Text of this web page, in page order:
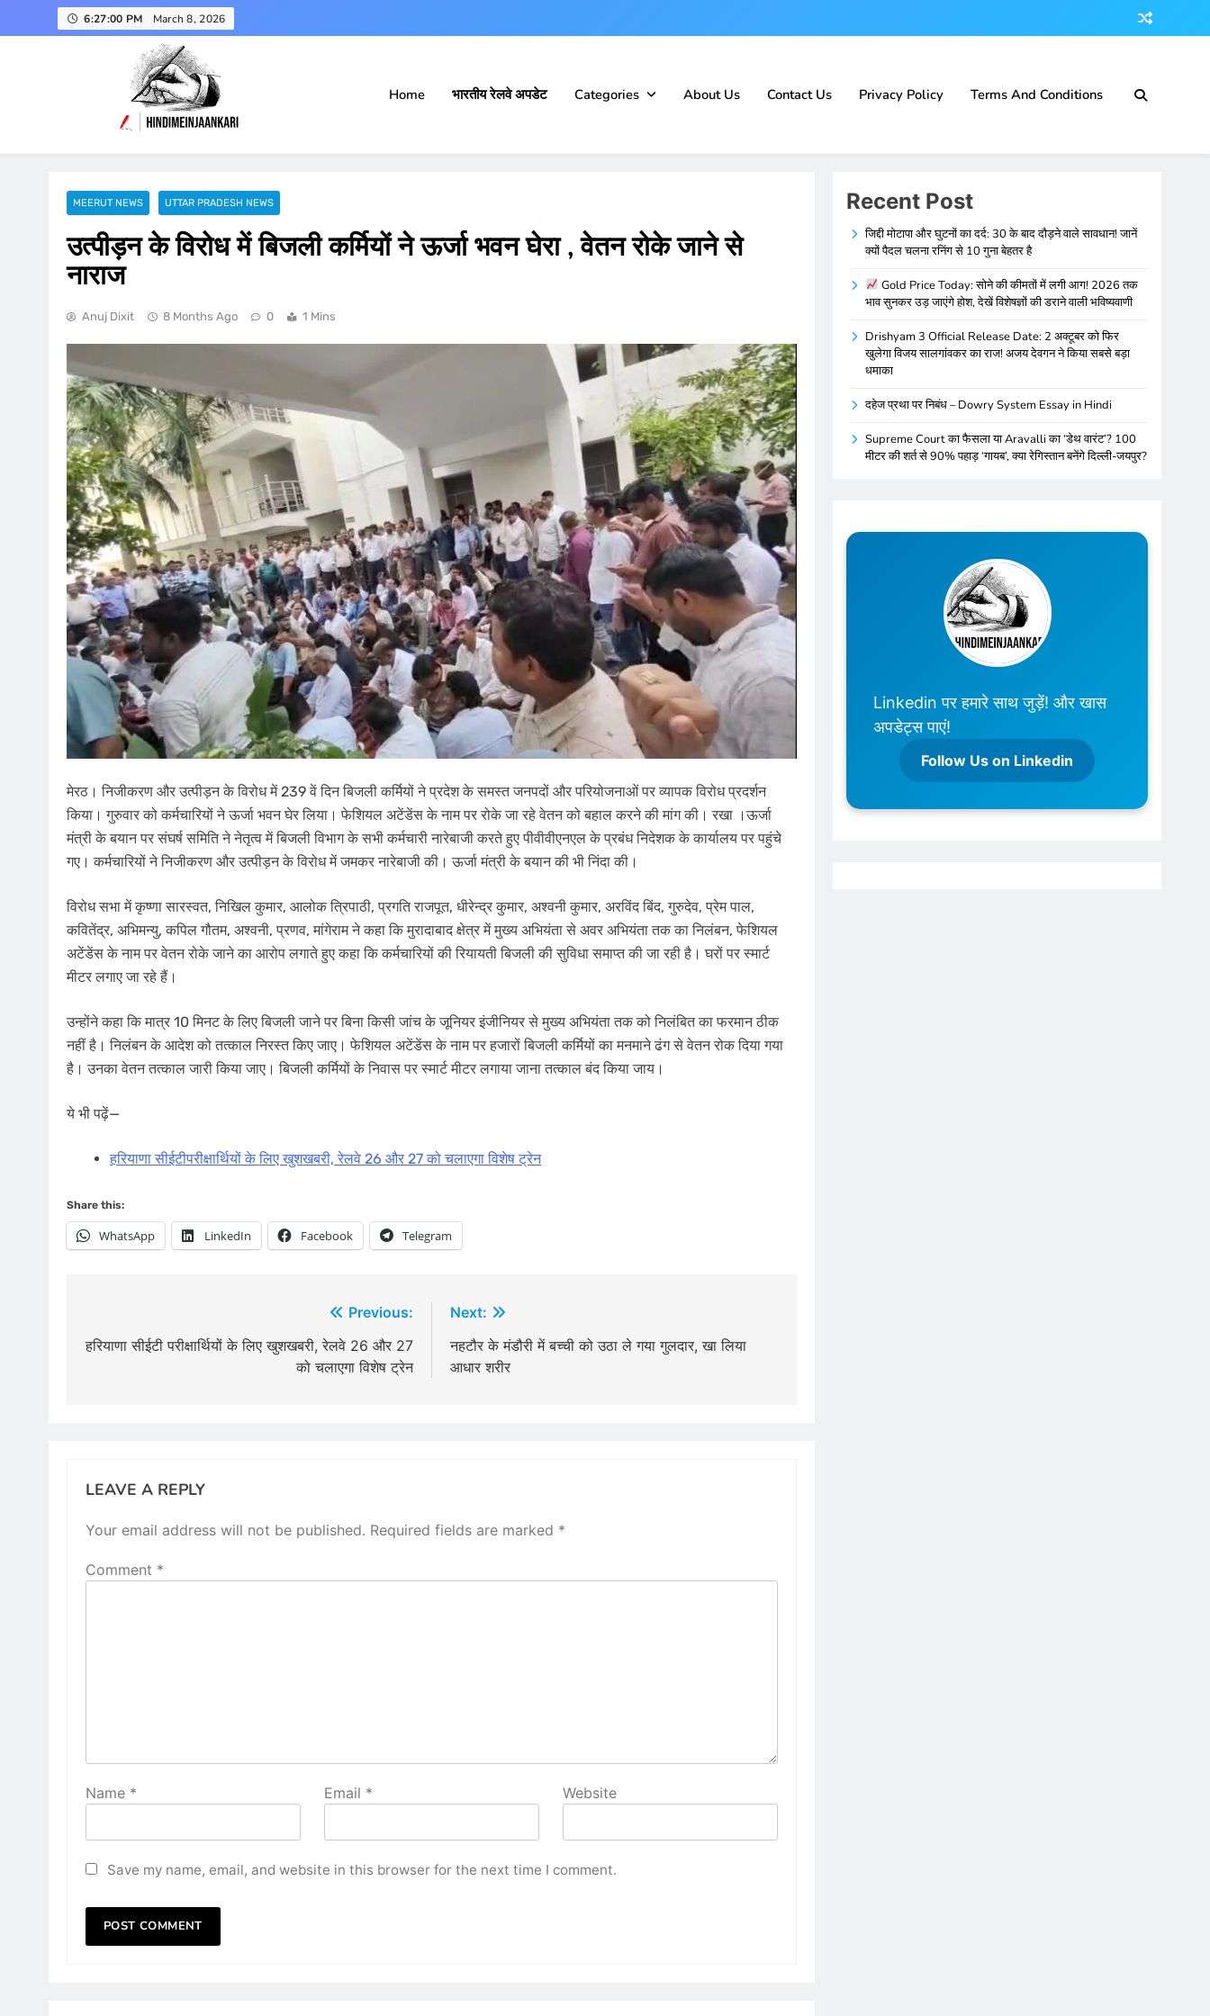
to
6:27:01 PM March 8, 2026
Home भारतीय रेलवे अपडेट Categories About Us Contact Us Privacy Policy Terms And Conditions
MEERUT NEWS UTTAR PRADESH NEWS
उत्पीड़न के विरोध में बिजली कर्मियों ने ऊर्जा भवन घेरा , वेतन रोके जाने से
नाराज
Anuj Dixit 8 Months Ago 0 1 Mins
मेरठ। निजीकरण और उत्पीड़न के विरोध में 239 वें दिन बिजली कर्मियों ने प्रदेश के समस्त जनपदों और परियोजनाओं पर व्यापक विरोध प्रदर्शन
किया। गुरुवार को कर्मचारियों ने ऊर्जा भवन घेर लिया। फे​शियल अटेंडेंस के नाम पर रोके जा रहे वेतन को बहाल करने की मांग की। रखा ।ऊर्जा
मंत्री के बयान पर संघर्ष समिति ने नेतृत्व में बिजली विभाग के सभी कर्मचारी नारेबाजी करते हुए पीवीवीएनएल के प्रबंध निदेशक के कार्यालय पर पहुंचे
गए। कर्मचारियों ने निजीकरण और उत्पीड़न के विरोध में जमकर नारेबाजी की। ऊर्जा मंत्री के बयान की भी निंदा की।
विरोध सभा में कृष्णा सारस्वत, निखिल कुमार, आलोक त्रिपाठी, प्रगति राजपूत, धीरेन्द्र कुमार, अश्वनी कुमार, अरविंद बिंद, गुरुदेव, प्रेम पाल,
कवितेंद्र, अभिमन्यु, कपिल गौतम, अश्वनी, प्रणव, मांगेराम ने कहा कि मुरादाबाद क्षेत्र में मुख्य अभियंता से अवर अभियंता तक का निलंबन, फेशियल
अटेंडेंस के नाम पर वेतन रोके जाने का आरोप लगाते हुए कहा कि कर्मचारियों की रियायती बिजली की सुविधा समाप्त की जा रही है। घरों पर स्मार्ट
मीटर लगाए जा रहे हैं।
उन्होंने कहा कि मात्र 10 मिनट के लिए बिजली जाने पर बिना किसी जांच के जूनियर इंजीनियर से मुख्य अभियंता तक को निलंबित का फरमान ठीक
नहीं है। निलंबन के आदेश को तत्काल निरस्त किए जाए। फेशियल अटेंडेंस के नाम पर हजारों बिजली कर्मियों का मनमाने ढंग से वेतन रोक दिया गया
है। उनका वेतन तत्काल जारी किया जाए। बिजली कर्मियों के निवास पर स्मार्ट मीटर लगाया जाना तत्काल बंद किया जाय।
ये भी पढ़ें—
हरियाणा सीईटीपरीक्षा​र्थियों के लिए खुशखबरी, रेलवे 26 और 27 को चलाएगा विशेष ट्रेन
Share this:
WhatsApp LinkedIn Facebook Telegram
navigation
Previous:
हरियाणा सीईटी परीक्षा​र्थियों के लिए खुशखबरी, रेलवे 26 और 27
को चलाएगा विशेष ट्रेन
Next:
नहटौर के मंडौरी में बच्ची को उठा ले गया गुलदार, खा लिया
आधार शरीर
LEAVE A REPLY
Your email address will not be published. Required fields are marked *
Comment *
Name * Email * Website
Save my name, email, and website in this browser for the next time I comment.
Recent Post
जिद्दी मोटापा और घुटनों का दर्द: 30 के बाद दौड़ने वाले सावधान! जानें
क्यों पैदल चलना रनिंग से 10 गुना बेहतर है
Gold Price Today: सोने की कीमतों में लगी आग! 2026 तक
भाव सुनकर उड़ जाएंगे होश, देखें विशेषज्ञों की डराने वाली भविष्यवाणी
Drishyam 3 Official Release Date: 2 अक्टूबर को फिर
खुलेगा विजय सालगांवकर का राज! अजय देवगन ने किया सबसे बड़ा
धमाका
दहेज प्रथा पर निबंध – Dowry System Essay in Hindi
Supreme Court का फैसला या Aravalli का ‘डेथ वारंट’? 100
मीटर की शर्त से 90% पहाड़ ‘गायब’, क्या रेगिस्तान बनेंगे दिल्ली-जयपुर?
Linkedin पर हमारे साथ जुड़ें! और खास
अपडेट्स पाएं!
Follow Us on Linkedin